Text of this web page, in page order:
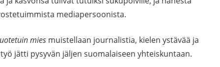
mediapersoonista.
mies muistellaan journalistia, kielen ystävää ja
jätti pysyvän jäljen suomalaiseen yhteiskuntaan.